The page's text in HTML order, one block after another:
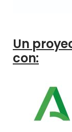
Un
con: